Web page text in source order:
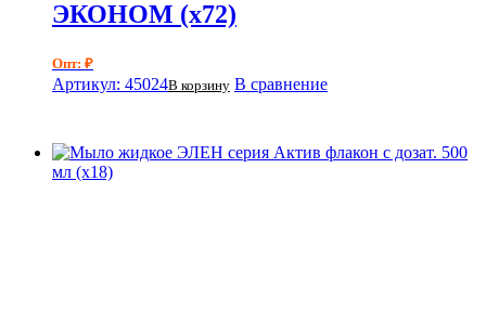
ЭКОНОМ (х72)
Опт: ₽
Артикул: 45024В корзину В сравнение